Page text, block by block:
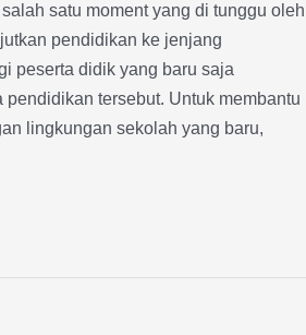
satu moment yang di tunggu oleh
pendidikan ke jenjang
peserta didik yang baru saja
tersebut. Untuk membantu
lingkungan sekolah yang baru,